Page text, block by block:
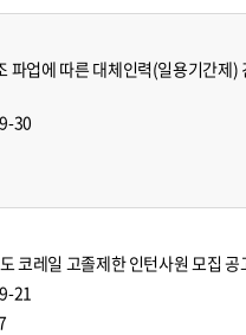
파업에 따른 대체인력(일용기간제)
30
코레일 고졸제한 인턴사원 모집 공
21